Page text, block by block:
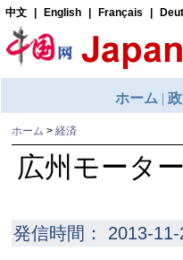
ホーム > 経済
広州モータ
発信時間： 2013-